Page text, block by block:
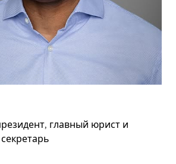
главный юрист и